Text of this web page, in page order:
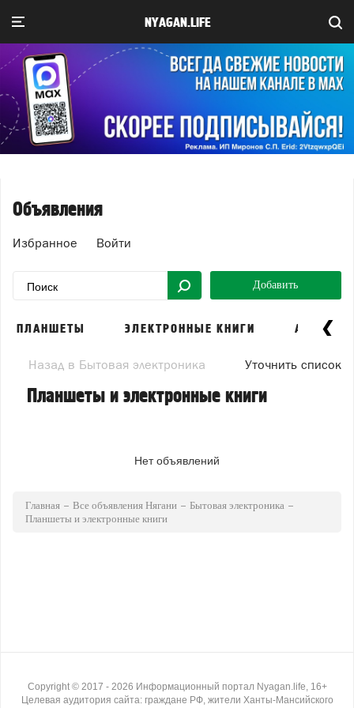
NYAGAN.LIFE
Объявления
Избранное Войти
Добавить
ПЛАНШЕТЫ ЭЛЕКТРОННЫЕ КНИГИ
Назад в Бытовая электроника Уточнить список
Планшеты и электронные книги
Нет объявлений
Главная Все объявления Нягани
Бытовая электроника
Планшеты и электронные книги
Copyright © 2017 - 2026 Информационный портал Nyagan.life, 16+
Целевая аудитория сайта: граждане РФ, жители Ханты-Мансийского